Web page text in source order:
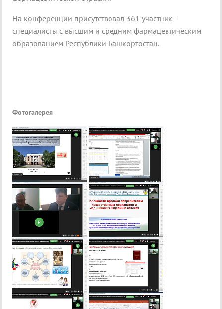
На конференции присутствовал 361 участник –
специалисты с высшим и средним фармацевтическим
образованием Республики Башкортостан.
Фотогалерея